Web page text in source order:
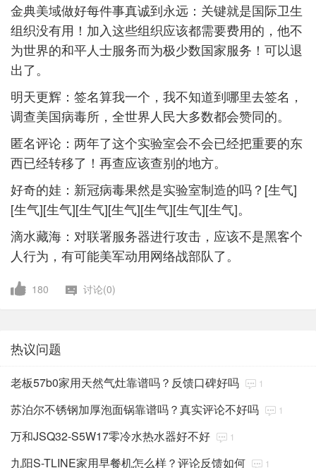
金典美域做好每件事真诚到永远：关键就是国际卫生
组织没有用！加入这些组织应该都需要费用的，他不
为世界的和平人士服务而为极少数国家服务！可以退
出了。
明天更辉：签名算我一个，我不知道到哪里去签名，
调查美国病毒所，全世界人民大多数都会赞同的。
匿名评论：两年了这个实验室会不会已经把重要的东
西已经转移了！再查应该查别的地方。
好奇的娃：新冠病毒果然是实验室制造的吗？[生气]
[生气][生气][生气][生气][生气][生气][生气]。
滴水藏海：对联署服务器进行攻击，应该不是黑客个
人行为，有可能美军动用网络战部队了。
180 讨论(0)
热议问题
老板57b0家用天然气灶靠谱吗？反馈口碑好吗 1
苏泊尔不锈钢加厚泡面锅靠谱吗？真实评论不好吗 1
万和JSQ32-S5W17零冷水热水器好不好 1
九阳S-TLINE家用早餐机怎么样？评论反馈如何 1